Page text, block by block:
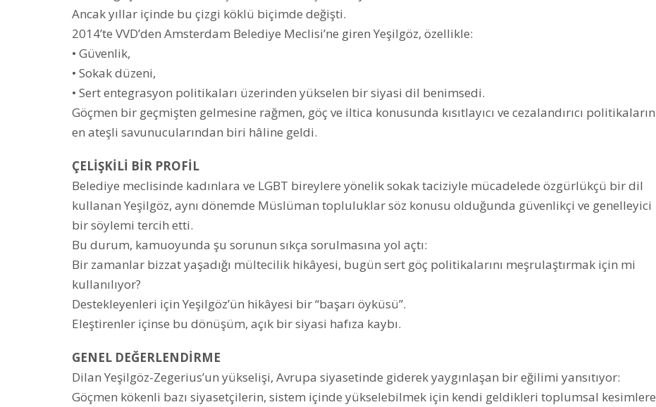
Ancak yıllar içinde bu çizgi köklü biçimde değişti.
2014’te VVD’den Amsterdam Belediye Meclisi’ne giren Yeşilgöz, özellikle:
• Güvenlik,
• Sokak düzeni,
• Sert entegrasyon politikaları üzerinden yükselen bir siyasi dil benimsedi.
Göçmen bir geçmişten gelmesine rağmen, göç ve iltica konusunda kısıtlayıcı ve cezalandırıcı politikaların
en ateşli savunucularından biri hâline geldi.
ÇELİŞKİLİ BİR PROFİL
Belediye meclisinde kadınlara ve LGBT bireylere yönelik sokak taciziyle mücadelede özgürlükçü bir dil
kullanan Yeşilgöz, aynı dönemde Müslüman topluluklar söz konusu olduğunda güvenlikçi ve genelleyici
bir söylemi tercih etti.
Bu durum, kamuoyunda şu sorunun sıkça sorulmasına yol açtı:
Bir zamanlar bizzat yaşadığı mültecilik hikâyesi, bugün sert göç politikalarını meşrulaştırmak için mi
kullanılıyor?
Destekleyenleri için Yeşilgöz’ün hikâyesi bir “başarı öyküsü”.
Eleştirenler içinse bu dönüşüm, açık bir siyasi hafıza kaybı.
GENEL DEĞERLENDİRME
Dilan Yeşilgöz-Zegerius’un yükselişi, Avrupa siyasetinde giderek yaygınlaşan bir eğilimi yansıtıyor:
Göçmen kökenli bazı siyasetçilerin, sistem içinde yükselebilmek için kendi geldikleri toplumsal kesimlere